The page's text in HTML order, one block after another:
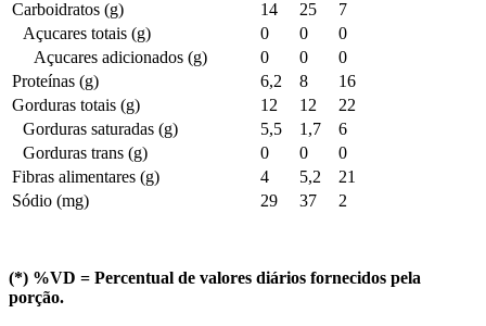
Carboidratos (g)
14 25
7
Açucares totais (g)
0 0
0
Açucares adicionados (g)
0 0
0
Proteínas (g)
6,2 8
16
Gorduras totais (g)
12 12
22
Gorduras saturadas (g)
5,5 1,7
6
Gorduras trans (g)
0 0
0
Fibras alimentares (g)
4 5,2
21
Sódio (mg)
29 37 2
(*) %VD = Percentual de valores diários fornecidos pela
porção.